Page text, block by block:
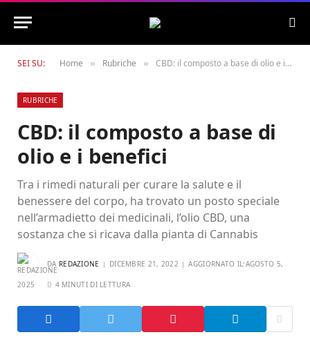
SEI SU: Home » Rubriche » CBD: il composto a base di olio e i benefici
RUBRICHE
CBD: il composto a base di
olio e i benefici
Tra i rimedi naturali per curare la salute e il
benessere del corpo, ha trovato un posto speciale
nell’armadietto dei medicinali, l’olio CBD, una
sostanza che si ricava dalla pianta di Cannabis
DA REDAZIONE DICEMBRE 21, 2022 AGGIORNATO IL:AGOSTO 5,
2025 4 MINUTI DI LETTURA